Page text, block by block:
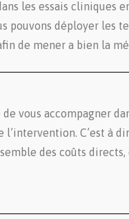
les essais cliniques
pouvons déployer les
de mener a bien la
vous accompagner
l’intervention. C’est à
des coûts